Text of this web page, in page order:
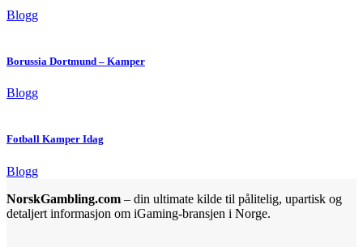
Blogg
Borussia Dortmund – Kamper
Blogg
Fotball Kamper Idag
Blogg
NorskGambling.com – din ultimate kilde til pålitelig, upartisk og
detaljert informasjon om iGaming-bransjen i Norge.